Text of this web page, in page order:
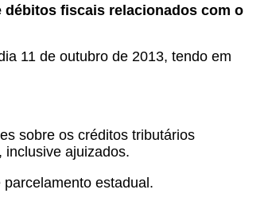
débitos fiscais relacionados com o
11 de outubro de 2013, tendo em
sobre os créditos tributários
inclusive ajuizados.
estadual.